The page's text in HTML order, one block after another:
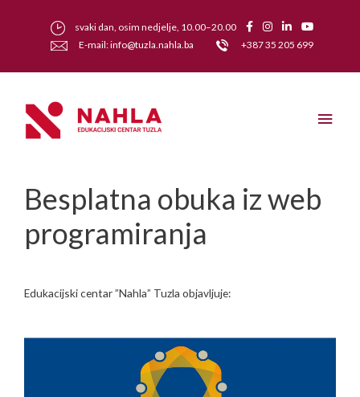
svaki dan, osim nedjelje, 10.00–20.00
E-mail: info@tuzla.nahla.ba
+387 35 205 699
Besplatna obuka iz web
programiranja
Edukacijski centar ”Nahla” Tuzla objavljuje: